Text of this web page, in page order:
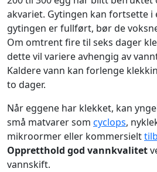
akvariet. Gytingen kan fortsette i
gytingen er fullført, bør de
Om omtrent fire til seks dager
dette vil variere avhengig av
Kaldere vann kan forlenge
to dager.
Når eggene har klekket, kan
små matvarer som cyclops,
mikroormer eller kommersielt
Oppretthold god vannkvalitet
vannskift.